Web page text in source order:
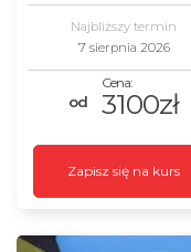
Najbliższy termin
7 sierpnia 2026
3100zł
Zapisz się na kurs